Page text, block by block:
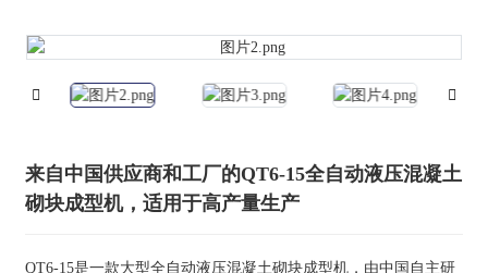
来自中国供应商和工厂的QT6-15全自动液压混凝土
砌块成型机，适用于高产量生产
QT6-15是一款大型全自动液压混凝土砌块成型机，由中国自主研